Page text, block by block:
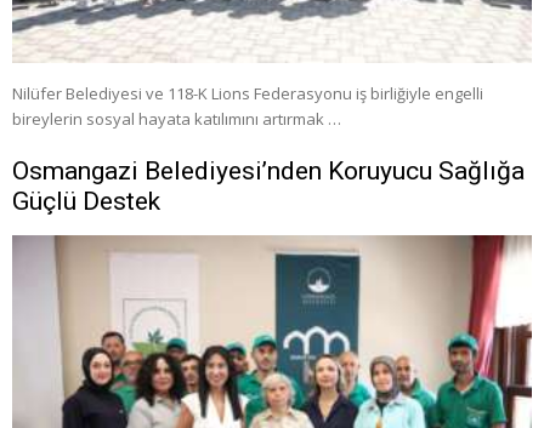
Nilüfer Belediyesi ve 118-K Lions Federasyonu iş birliğiyle engelli
bireylerin sosyal hayata katılımını artırmak …
Osmangazi Belediyesi’nden Koruyucu Sağlığa
Güçlü Destek